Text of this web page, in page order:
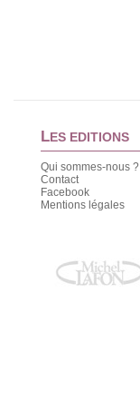
LES EDITIONS
Qui sommes-nous ?
Contact
Facebook
Mentions légales